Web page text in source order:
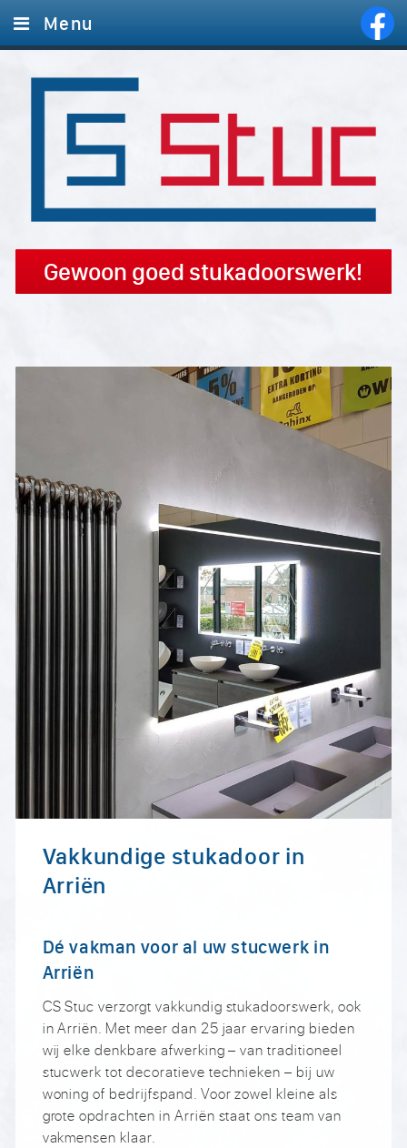
Gewoon goed stukadoorswerk!
Menu
Offerte aanvragen
Contact
Vakkundige stukadoor in
Arriën
Dé vakman voor al uw stucwerk in
Arriën
CS Stuc verzorgt vakkundig stukadoorswerk, ook
in Arriën. Met meer dan 25 jaar ervaring bieden
wij elke denkbare afwerking – van traditioneel
stucwerk tot decoratieve technieken – bij uw
woning of bedrijfspand. Voor zowel kleine als
grote opdrachten in Arriën staat ons team van
vakmensen klaar.